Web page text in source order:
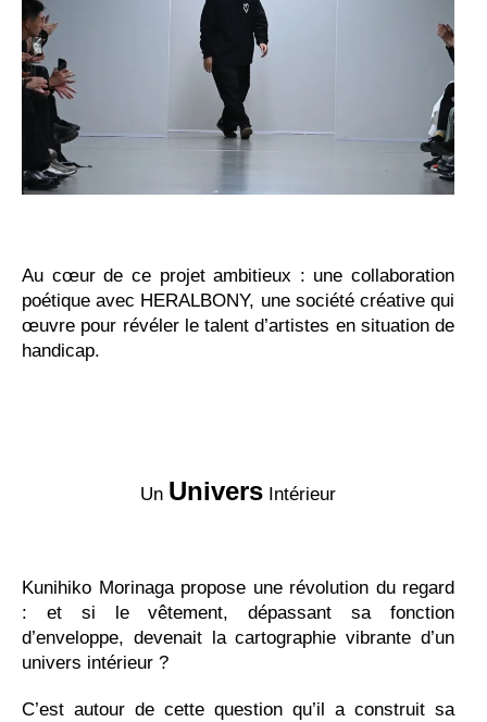
Au cœur de ce projet ambitieux : une collaboration
poétique avec HERALBONY, une société créative qui
œuvre pour révéler le talent d’artistes en situation de
handicap.
Un Univers Intérieur
Kunihiko Morinaga propose une révolution du regard
: et si le vêtement, dépassant sa fonction
d’enveloppe, devenait la cartographie vibrante d’un
univers intérieur ?
C’est autour de cette question qu’il a construit sa